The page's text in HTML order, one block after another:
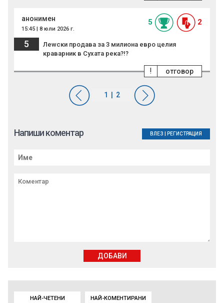
НАЙ-ЧЕТЕНИ НАЙ-КОМЕНТИРАНИ
анонимен
15:45 | 8 юли 2026 г.
5 2
5
Леwcки продава за 3 милиона евро целия
краварник в Сухата река?!?
отговор
!
Напиши коментар ВЛЕЗ РЕГИСТРАЦИЯ
ДОБАВИ